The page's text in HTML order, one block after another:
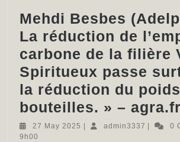
Mehdi Besbes
La réduction de
carbone de la filière
Spiritueux passe
la réduction du
bouteilles. » – agra.fr
27 May 2025 27
admin3337 0
9h00